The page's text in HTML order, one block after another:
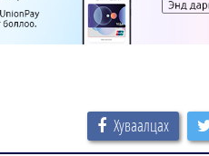
Хуваалцах